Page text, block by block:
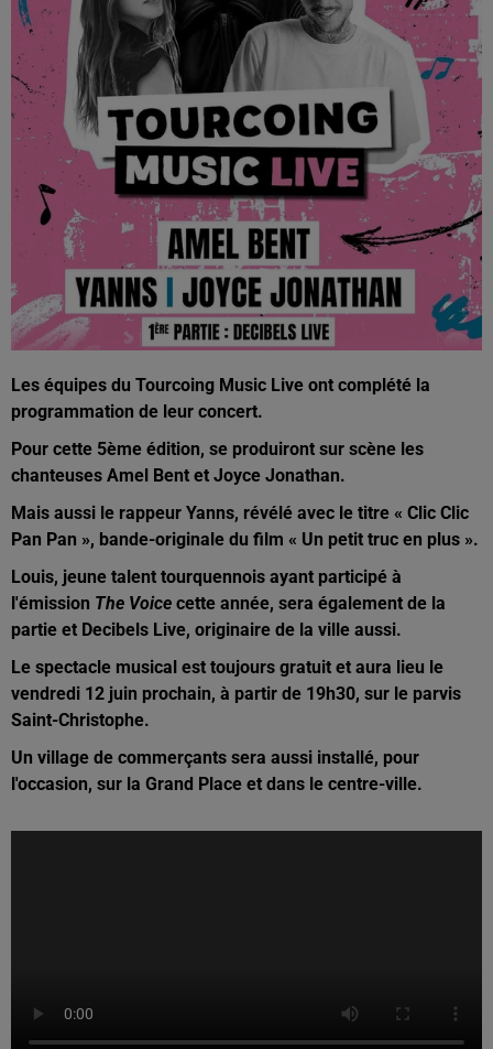
Les équipes du Tourcoing Music Live ont complété la
programmation de leur concert.
Pour cette 5ème édition, se produiront sur scène les
chanteuses Amel Bent et Joyce Jonathan.
Mais aussi le rappeur Yanns, révélé avec le titre « Clic Clic
Pan Pan », bande-originale du film « Un petit truc en plus ».
Louis, jeune talent tourquennois ayant participé à
l'émission The Voice cette année, sera également de la
partie et Decibels Live, originaire de la ville aussi.
Le spectacle musical est toujours gratuit et aura lieu le
vendredi 12 juin prochain, à partir de 19h30, sur le parvis
Saint-Christophe.
Un village de commerçants sera aussi installé, pour
l'occasion, sur la Grand Place et dans le centre-ville.